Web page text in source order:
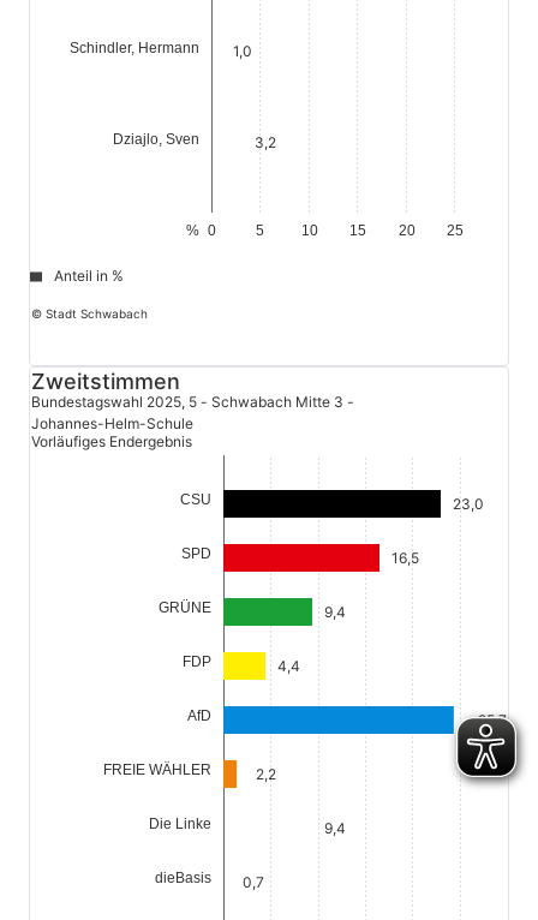
Schindler, Hermann
Dziajlo, Sven
0 5 10 15 20 25
%
1,0
3,2
© Stadt Schwabach
Anteil in %
CSU
SPD
GRÜNE
FDP
AfD
FREIE WÄHLER
Die Linke
dieBasis
23,0
16,5
9,4
4,4
25,7
2,2
9,4
0,7
Zweitstimmen
Bundestagswahl 2025, 5 - Schwabach Mitte 3 -
Johannes-Helm-Schule
Vorläufiges Endergebnis